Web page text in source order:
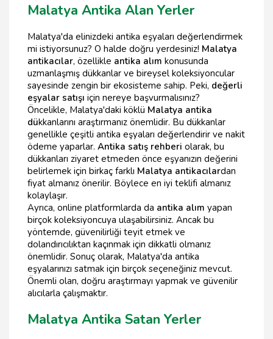
Malatya Antika Alan Yerler
Malatya'da elinizdeki antika eşyaları değerlendirmek
mi istiyorsunuz? O halde doğru yerdesiniz! Malatya
antikacılar, özellikle antika alım konusunda
uzmanlaşmış dükkanlar ve bireysel koleksiyoncular
sayesinde zengin bir ekosisteme sahip. Peki, değerli
eşyalar satışı için nereye başvurmalısınız?
Öncelikle, Malatya'daki köklü Malatya antika
dükkanlarını araştırmanız önemlidir. Bu dükkanlar
genellikle çeşitli antika eşyaları değerlendirir ve nakit
ödeme yaparlar. Antika satış rehberi olarak, bu
dükkanları ziyaret etmeden önce eşyanızın değerini
belirlemek için birkaç farklı Malatya antikacılardan
fiyat almanız önerilir. Böylece en iyi teklifi almanız
kolaylaşır.
Ayrıca, online platformlarda da antika alım yapan
birçok koleksiyoncuya ulaşabilirsiniz. Ancak bu
yöntemde, güvenilirliği teyit etmek ve
dolandırıcılıktan kaçınmak için dikkatli olmanız
önemlidir. Sonuç olarak, Malatya'da antika
eşyalarınızı satmak için birçok seçeneğiniz mevcut.
Önemli olan, doğru araştırmayı yapmak ve güvenilir
alıcılarla çalışmaktır.
Malatya Antika Satan Yerler